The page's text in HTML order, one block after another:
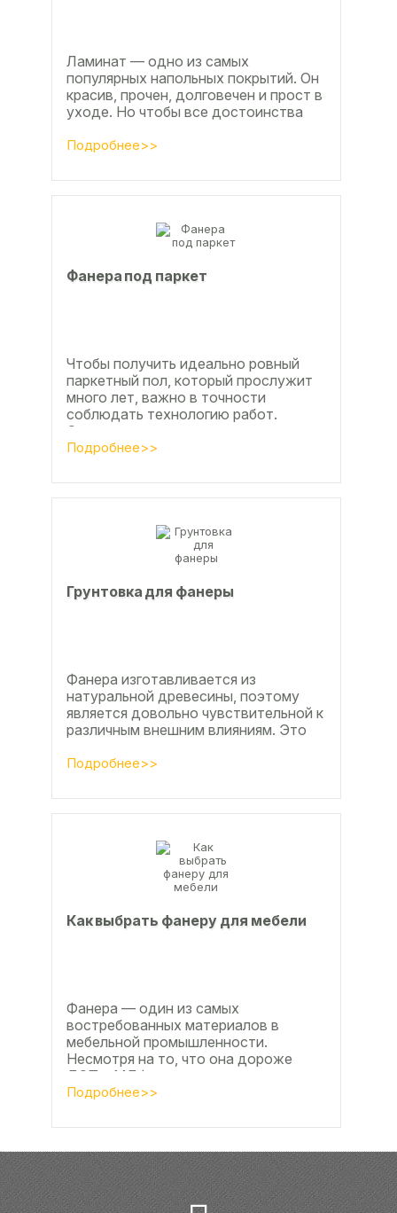
Ламинат — одно из самых
популярных напольных покрытий. Он
красив, прочен, долговечен и прост в
уходе. Но чтобы все достоинства
раскрылись, важно...
Подробнее>>
Фанера под паркет
Чтобы получить идеально ровный
паркетный пол, который прослужит
много лет, важно в точности
соблюдать технологию работ.
Сегодня одним из самых простых и
эффективных методов считается...
Подробнее>>
Грунтовка для фанеры
Фанера изготавливается из
натуральной древесины, поэтому
является довольно чувствительной к
различным внешним влияниям. Это
расширении, растрескивании,...
Подробнее>>
Как выбрать фанеру для мебели
Фанера — один из самых
востребованных материалов в
мебельной промышленности.
Несмотря на то, что она дороже
ДСП и МДФ , ее очень часто
используют для изготовления...
Подробнее>>